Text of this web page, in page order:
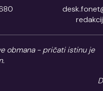
obmana - pričati istinu je